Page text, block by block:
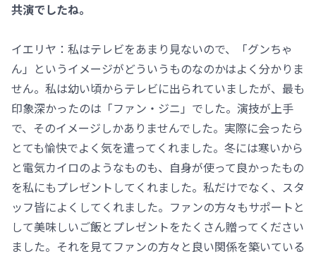
共演でしたね。
イエリヤ：私はテレビをあまり見ないので、「グンちゃ
ん」というイメージがどういうものなのかはよく分かりま
せん。私は幼い頃からテレビに出られていましたが、最も
印象深かったのは「ファン・ジニ」でした。演技が上手
で、そのイメージしかありませんでした。実際に会ったら
とても愉快でよく気を遣ってくれました。冬には寒いから
と電気カイロのようなものも、自身が使って良かったもの
を私にもプレゼントしてくれました。私だけでなく、スタ
ッフ皆によくしてくれました。ファンの方々もサポートと
して美味しいご飯とプレゼントをたくさん贈ってください
ました。それを見てファンの方々と良い関係を築いている